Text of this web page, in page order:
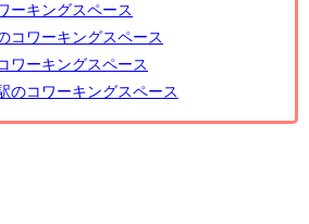
ーキングスペース
コワーキングスペース
ワーキングスペース
のコワーキングスペース